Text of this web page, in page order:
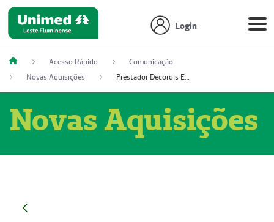
Login
Acesso Rápido
Comunicação
Novas Aquisições
Prestador Decordis Exames Cardiológicos LTDA (51004347-4)
Novas Aquisições